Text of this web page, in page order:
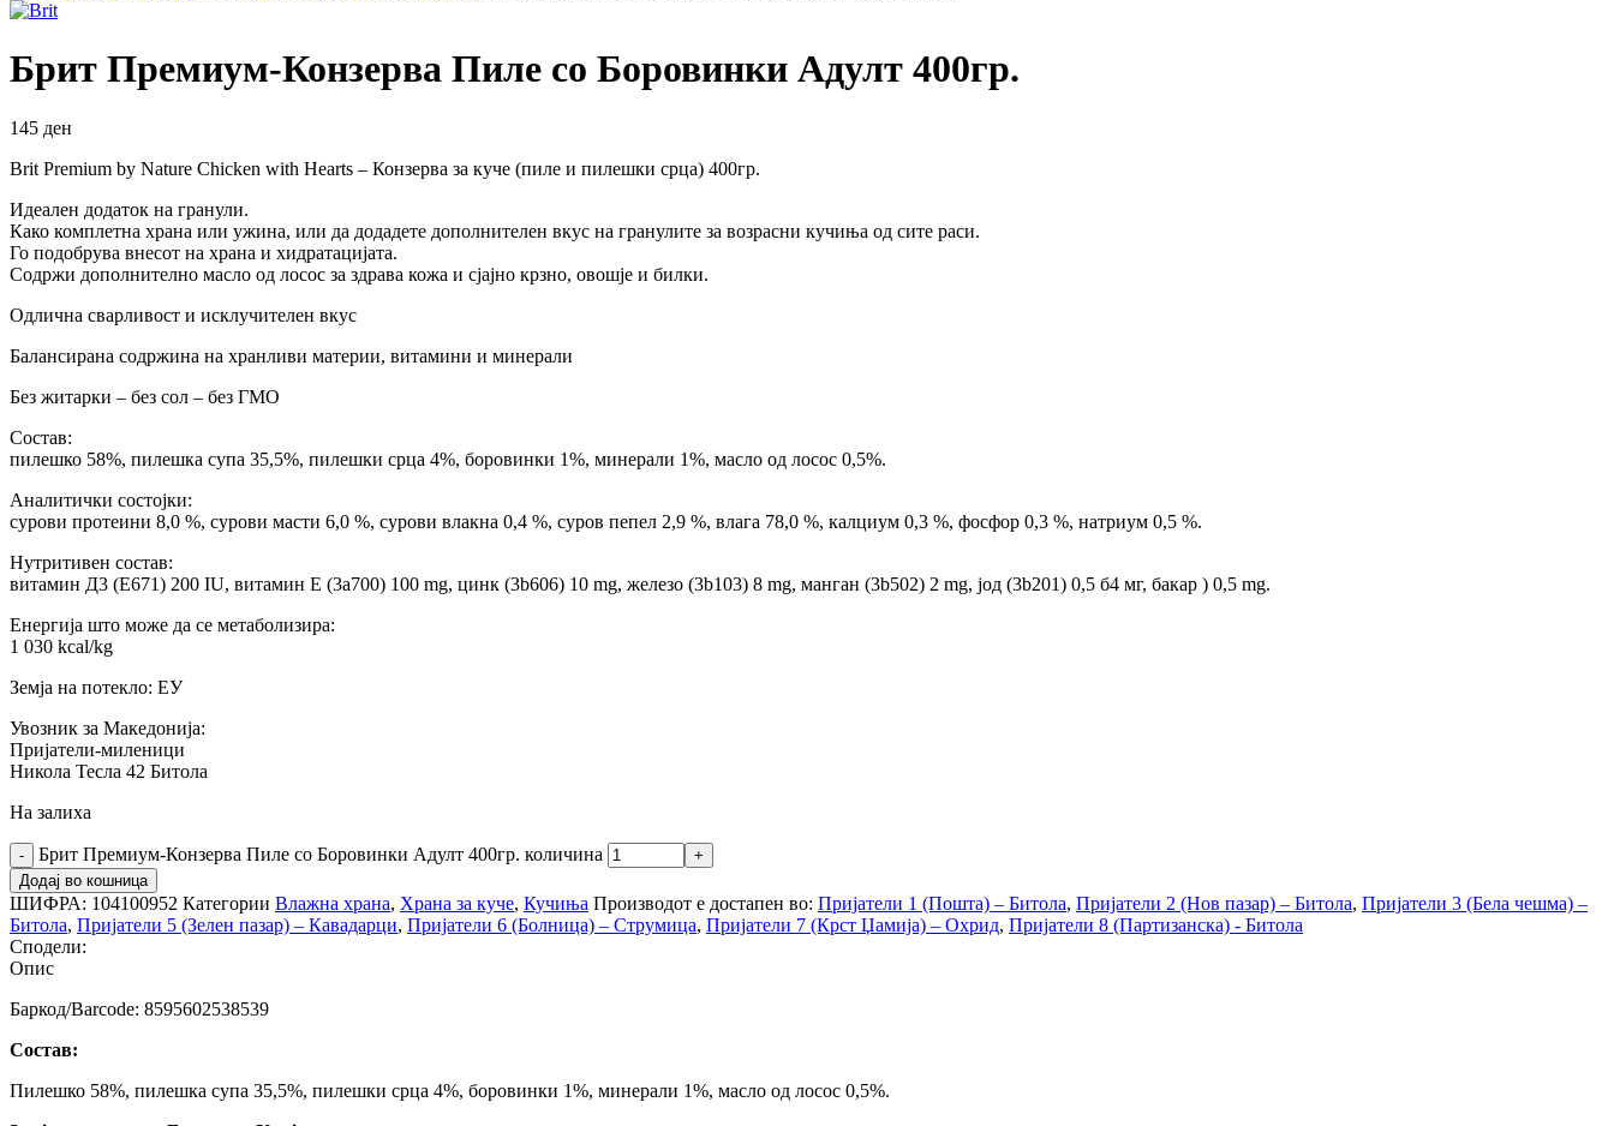
Брит Премиум-Конзерва Пиле со Боровинки Адулт 400гр.
145 ден
Brit Premium by Nature Chicken with Hearts – Конзерва за куче (пиле и пилешки срца) 400гр.
Идеален додаток на гранули.
Како комплетна храна или ужина, или да додадете дополнителен вкус на гранулите за возрасни кучиња од сите раси.
Го подобрува внесот на храна и хидратацијата.
Содржи дополнително масло од лосос за здрава кожа и сјајно крзно, овошје и билки.
Одлична сварливост и исклучителен вкус
Балансирана содржина на хранливи материи, витамини и минерали
Без житарки – без сол – без ГМО
Состав:
пилешко 58%, пилешка супа 35,5%, пилешки срца 4%, боровинки 1%, минерали 1%, масло од лосос 0,5%.
Аналитички состојки:
сурови протеини 8,0 %, сурови масти 6,0 %, сурови влакна 0,4 %, суров пепел 2,9 %, влага 78,0 %, калциум 0,3 %, фосфор 0,3 %, натриум 0,5 %.
Нутритивен состав:
витамин Д3 (Е671) 200 IU, витамин Е (3a700) 100 mg, цинк (3b606) 10 mg, железо (3b103) 8 mg, манган (3b502) 2 mg, јод (3b201) 0,5 б4 мг, бакар ) 0,5 mg.
Енергија што може да се метаболизира:
1 030 kcal/kg
Земја на потекло: ЕУ
Увозник за Македонија:
Пријатели-миленици
Никола Тесла 42 Битола
На залиха
Брит Премиум-Конзерва Пиле со Боровинки Адулт 400гр. количина
Додај во кошница
ШИФРА: 104100952 Категории Влажна храна, Храна за куче, Кучиња Производот е достапен во: Пријатели 1 (Пошта) – Битола, Пријатели 2 (Нов пазар) – Битола, Пријатели 3 (Бела чешма) –
Битола, Пријатели 5 (Зелен пазар) – Кавадарци, Пријатели 6 (Болница) – Струмица, Пријатели 7 (Крст Џамија) – Охрид, Пријатели 8 (Партизанска) - Битола
Сподели:
Опис
Баркод/Barcode: 8595602538539
Состав:
Пилешко 58%, пилешка супа 35,5%, пилешки срца 4%, боровинки 1%, минерали 1%, масло од лосос 0,5%.